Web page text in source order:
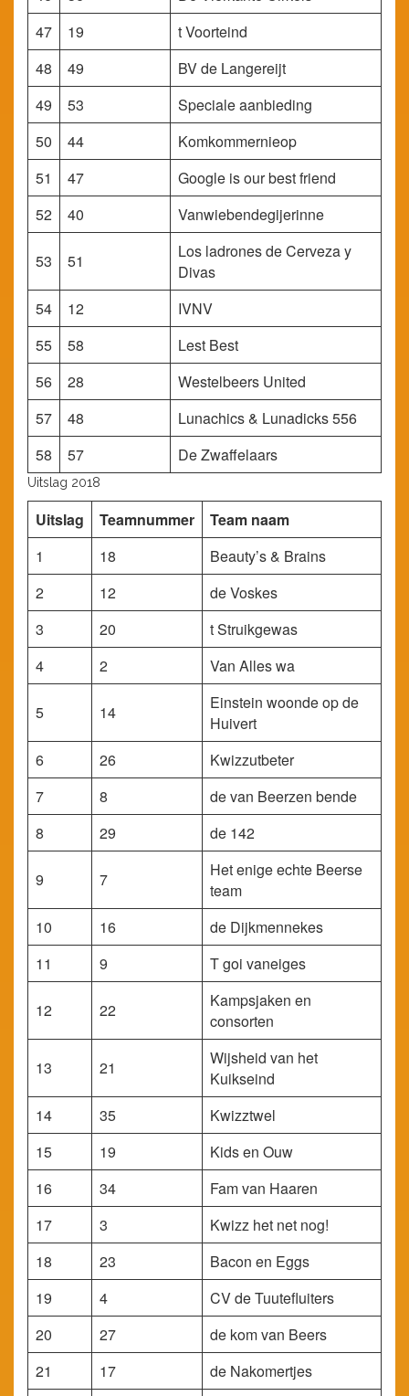
47
19
t Voorteind
48
49
BV de Langereijt
49
53
Speciale aanbieding
50
44
Komkommernieop
51
47
Google is our best friend
52
40 Vanwiebendegijerinne
53 51
Los ladrones de Cerveza y
Divas
54
12
IVNV
55
58
Lest Best
56
28
Westelbeers United
57
48
Lunachics & Lunadicks 556
58
57 De Zwaffelaars
Uitslag 2018
Uitslag Teamnummer
Team naam
1
18
Beauty’s & Brains
2
12
de Voskes
3
20
t Struikgewas
4
2 Van Alles wa
5 14
Einstein woonde op de
Huivert
6
26
Kwizzutbeter
7
8
de van Beerzen bende
8
29 de 142
9 7
Het enige echte Beerse
team
10
16
de Dijkmennekes
11
9 T goi vaneiges
12 22
Kampsjaken en
consorten
13 21
Wijsheid van het
Kuikseind
14
35
Kwizztwel
15
19
Kids en Ouw
16
34
Fam van Haaren
17
3
Kwizz het net nog!
18
23
Bacon en Eggs
19
4
CV de Tuutefluiters
20
27
de kom van Beers
21
17
de Nakomertjes